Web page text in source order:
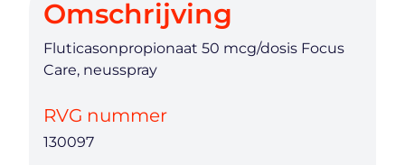
Omschrijving
Fluticasonpropionaat 50 mcg/dosis Focus
Care, neusspray
RVG nummer
130097